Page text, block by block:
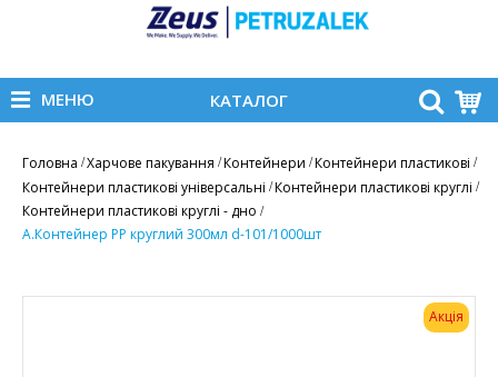
МЕНЮ КАТАЛОГ
Головна Харчове пакування Контейнери Контейнери пластикові
Контейнери пластикові універсальні Контейнери пластикові круглі
Контейнери пластикові круглі - дно
A.Контейнер PP круглий 300мл d-101/1000шт
Акція